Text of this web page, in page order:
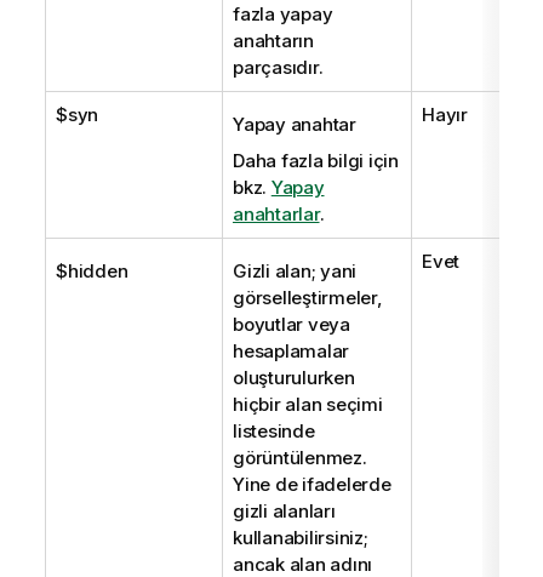
fazla yapay
anahtarın
parçasıdır.
$syn
Yapay anahtar
Daha fazla bilgi için
bkz. Yapay
anahtarlar.
Hayır
$hidden
Gizli alan; yani
görselleştirmeler,
boyutlar veya
hesaplamalar
oluşturulurken
hiçbir alan seçimi
listesinde
görüntülenmez.
Yine de ifadelerde
gizli alanları
kullanabilirsiniz;
ancak alan adını
Evet